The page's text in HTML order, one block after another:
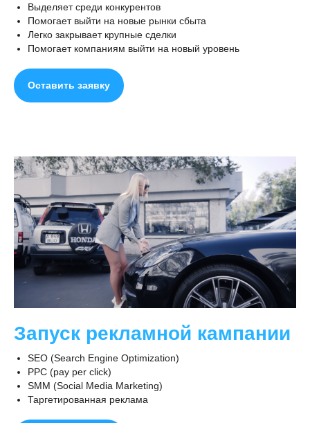
Выделяет среди конкурентов
Помогает выйти на новые рынки сбыта
Легко закрывает крупные сделки
Помогает компаниям выйти на новый уровень
Оставить заявку
Запуск рекламной кампании
SEO (Search Engine Optimization)
PPC (pay per click)
SMM (Social Media Marketing)
Таргетированная реклама